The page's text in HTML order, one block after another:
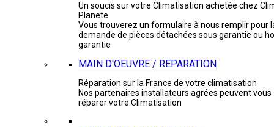
Un soucis sur votre Climatisation achetée chez
Planete
Vous trouverez un formulaire à nous remplir pour
demande de pièces détachées sous garantie ou
garantie
MAIN D'OEUVRE / REPARATION
Réparation sur la France de votre climatisation
Nos partenaires installateurs agrées peuvent vous
réparer votre Climatisation